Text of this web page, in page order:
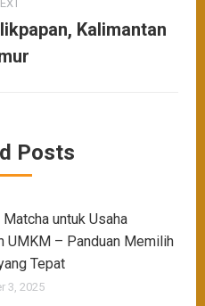
Kalimantan
Posts
untuk Usaha
UMKM – Panduan Memilih
Tepat
3, 2025